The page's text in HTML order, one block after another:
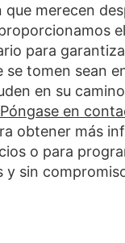
merecen
para
se tomen sean
en su
Póngase en
obtener más
o para
y sin